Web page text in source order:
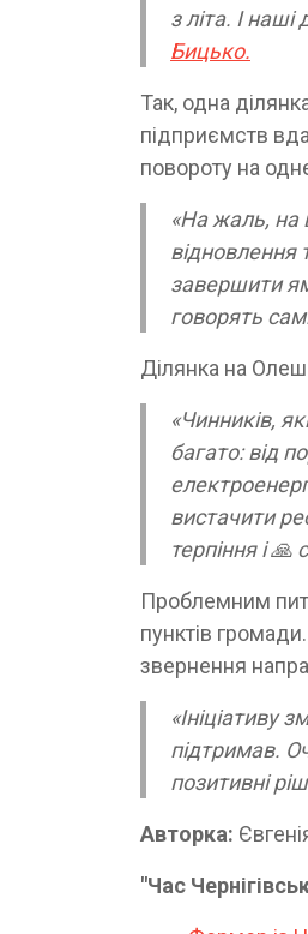
з літа. І
Бицько.
Так, одна
підприємств
повороту на
«На жаль, на
відновлення
завершити
говорять
Ділянка на
«Чинників,
багато: від
вистачити
терпіння і
Проблемним
пунктів
звернення
«Ініціативу
підтримав.
позитивні
Авторка:
"Час